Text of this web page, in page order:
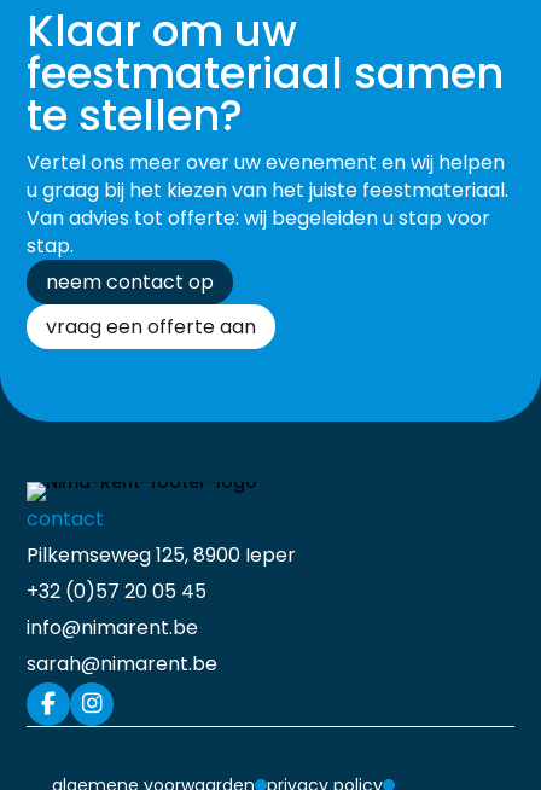
Klaar om uw
feestmateriaal samen
te stellen?
Vertel ons meer over uw evenement en wij helpen
u graag bij het kiezen van het juiste feestmateriaal.
Van advies tot offerte: wij begeleiden u stap voor
stap.
neem contact op
vraag een offerte aan
contact
Pilkemseweg 125, 8900 Ieper
+32 (0)57 20 05 45
info@nimarent.be
sarah@nimarent.be
algemene voorwaarden privacy policy